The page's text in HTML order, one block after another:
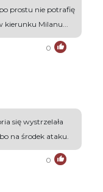
prostu nie potrafię
kierunku Milanu...
0
się wystrzelała
na środek ataku.
0